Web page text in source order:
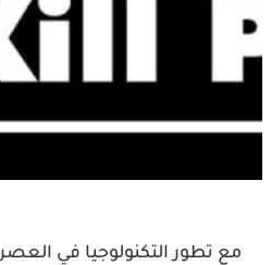
مع تطور التكنولوجيا في